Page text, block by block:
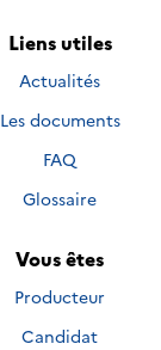
Liens utiles
Actualités
Les documents
FAQ
Glossaire
Vous êtes
Producteur
Candidat